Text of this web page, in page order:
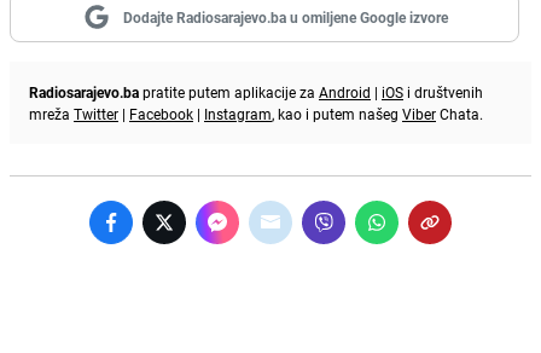
Dodajte Radiosarajevo.ba u omiljene Google izvore
Radiosarajevo.bapratite putem aplikacije za Android | iOS i društvenih
mreža Twitter | Facebook | Instagram, kao i putem našeg ViberChata.